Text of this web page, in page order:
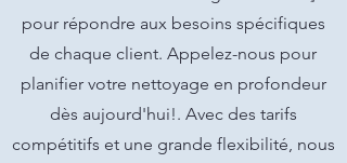
pour répondre aux besoins spécifiques
de chaque client. Appelez-nous pour
planifier votre nettoyage en profondeur
dès aujourd'hui!. Avec des tarifs
compétitifs et une grande flexibilité, nous